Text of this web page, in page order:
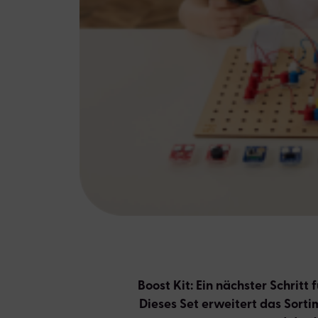
Boost Kit: Ein nächster Schritt
Dieses Set erweitert das